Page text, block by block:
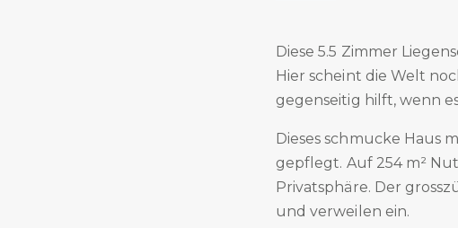
Diese 5.5 Zimmer
Hier scheint die Welt
gegenseitig hilft, wenn
Dieses schmucke Haus
gepflegt. Auf 254 m²
Privatsphäre. Der
und verweilen ein.